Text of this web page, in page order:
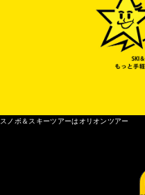
スノボ＆スキーツアーはオリオンツアー